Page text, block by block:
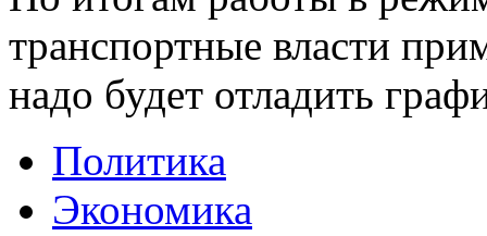
транспортные власти
надо будет отладить
Политика
Экономика